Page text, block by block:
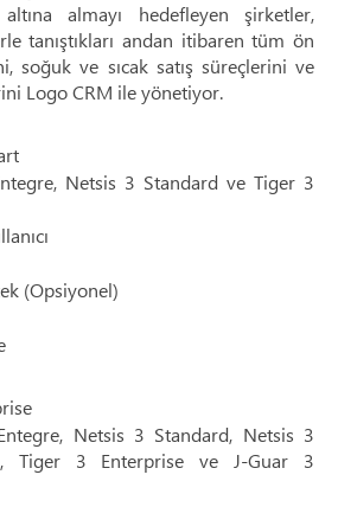
almayı hedefleyen şirketler,
tanıştıkları andan itibaren tüm ön
soğuk ve sıcak satış süreçlerini ve
Logo CRM ile yönetiyor.
Netsis 3 Standard ve Tiger 3
(Opsiyonel)
Netsis 3 Standard, Netsis 3
Tiger 3 Enterprise ve J-Guar 3